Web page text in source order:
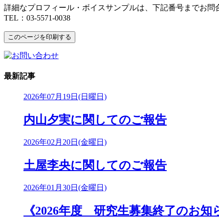
詳細なプロフィール・ボイスサンプルは、下記番号までお問
TEL：03-5571-0038
最新記事
2026年07月19日(日曜日)
内山夕実に関してのご報告
2026年02月20日(金曜日)
土屋李央に関してのご報告
2026年01月30日(金曜日)
《2026年度 研究生募集終了のお知